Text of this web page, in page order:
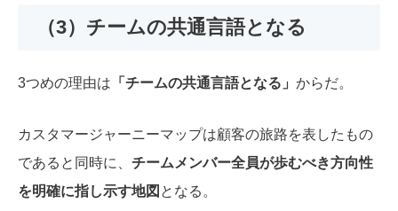
（3）チームの共通言語となる
3つめの理由は 「チームの共通言語となる」 からだ。
カスタマージャーニーマップは顧客の旅路を表したもの
であると同時に、 チームメンバー全員が歩むべき方向性
を明確に指し示す地図 となる。